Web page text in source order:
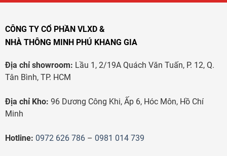
CÔNG TY CỔ PHẦN VLXD &
NHÀ THÔNG MINH PHÚ KHANG GIA
Địa chỉ showroom: Lầu 1, 2/19A Quách Văn Tuấn, P. 12, Q.
Tân Bình, TP. HCM
Địa chỉ Kho: 96 Dương Công Khi, Ấp 6, Hóc Môn, Hồ Chí
Minh
Hotline: 0972 626 786 – 0981 014 739